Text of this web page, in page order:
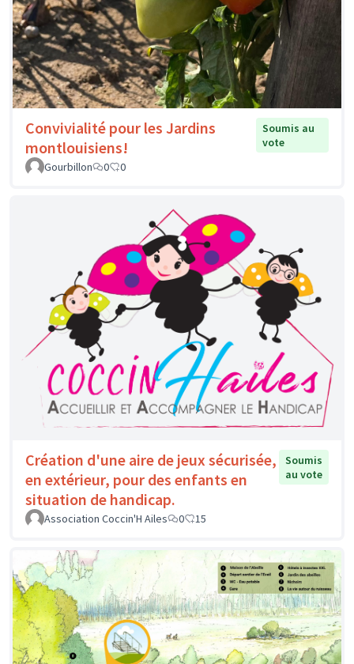
Convivialité pour les Jardins
montlouisiens!
Soumis au
vote
Gourbillon
0 0
Création d'une aire de jeux sécurisée,
en extérieur, pour des enfants en
situation de handicap.
Soumis
au vote
Association Coccin'H Ailes 0 15